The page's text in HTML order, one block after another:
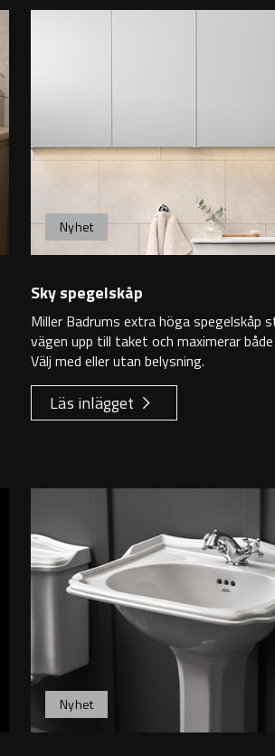
Nyhet
Sky spegelskåp
Miller Badrums extra höga spegelskåp
vägen upp till taket och maximerar
Välj med eller utan belysning.
Läs inlägget
Nyhet